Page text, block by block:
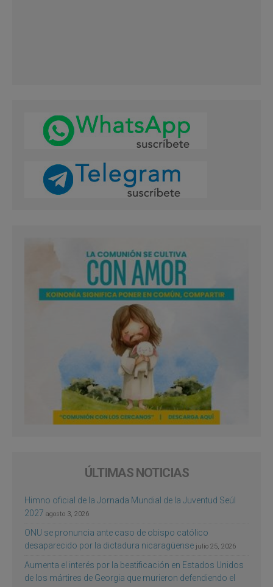
ÚLTIMAS NOTICIAS
Himno oficial de la Jornada Mundial de la Juventud Seúl
2027 agosto 3, 2026
ONU se pronuncia ante caso de obispo católico
desaparecido por la dictadura nicaragüense julio 25, 2026
Aumenta el interés por la beatificación en Estados Unidos
de los mártires de Georgia que murieron defendiendo el